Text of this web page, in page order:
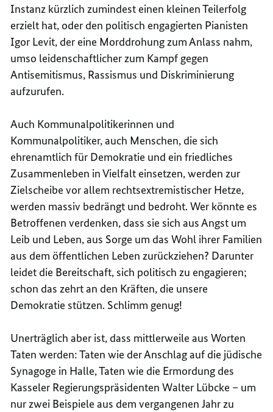
Instanz kürzlich zumindest einen kleinen Teilerfolg
erzielt hat, oder den politisch engagierten Pianisten
Igor Levit, der eine Morddrohung zum Anlass nahm,
umso leidenschaftlicher zum Kampf gegen
Antisemitismus, Rassismus und Diskriminierung
aufzurufen.
Auch Kommunalpolitikerinnen und
Kommunalpolitiker, auch Menschen, die sich
ehrenamtlich für Demokratie und ein friedliches
Zusammenleben in Vielfalt einsetzen, werden zur
Zielscheibe vor allem rechtsextremistischer Hetze,
werden massiv bedrängt und bedroht. Wer könnte es
Betroffenen verdenken, dass sie sich aus Angst um
Leib und Leben, aus Sorge um das Wohl ihrer Familien
aus dem öffentlichen Leben zurückziehen? Darunter
leidet die Bereitschaft, sich politisch zu engagieren;
schon das zehrt an den Kräften, die unsere
Demokratie stützen. Schlimm genug!
Unerträglich aber ist, dass mittlerweile aus Worten
Taten werden: Taten wie der Anschlag auf die jüdische
Synagoge in Halle, Taten wie die Ermordung des
Kasseler Regierungspräsidenten Walter Lübcke – um
nur zwei Beispiele aus dem vergangenen Jahr zu